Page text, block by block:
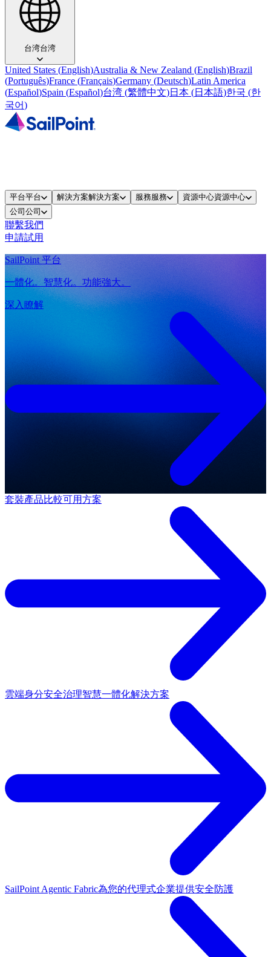
台湾台湾
United States (English)Australia & New Zealand (English)Brazil
(Português)France (Français)Germany (Deutsch)Latin America
(Español)Spain (Español)台湾 (繁體中文)日本 (日本語)한국 (한
국어)
平台平台 解決方案解決方案 服務服務 資源中心資源中心
公司 公司
聯繫我們
申請試用
SailPoint 平台
一體化。智慧化。功能強大。
深入瞭解
套裝產品比較可用方案
雲端身分安全治理智慧一體化解決方案
SailPoint Agentic Fabric為您的代理式企業提供安全防護